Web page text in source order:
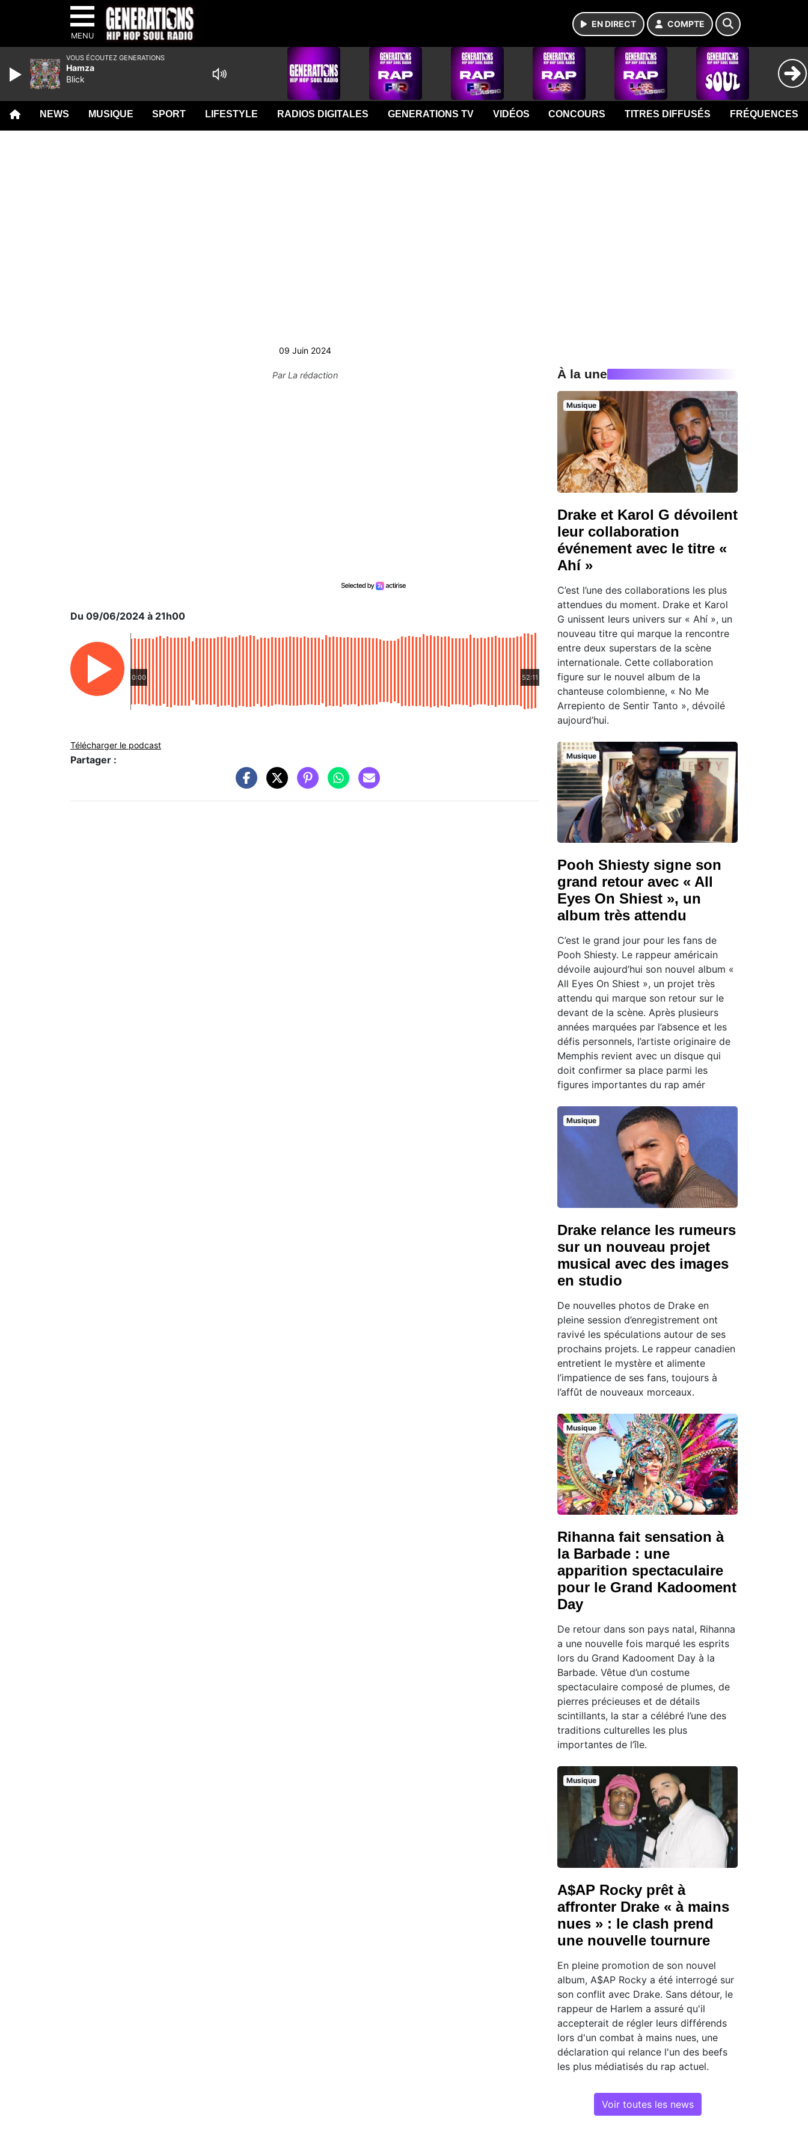
MENU
EN DIRECT COMPTE
NEWS MUSIQUE SPORT LIFESTYLE RADIOS DIGITALES GENERATIONS TV VIDÉOS CONCOURS TITRES DIFFUSÉS FRÉQUENCES
09 Juin 2024
ParLa rédaction
Du 09/06/2024 à 21h00
0:00 52:11
Télécharger le podcast
Partager :
À la une
Musique
Drake et Karol G dévoilent
leur collaboration
événement avec le titre «
Ahí »
C’est l’une des collaborations les plus
attendues du moment. Drake et Karol
G unissent leurs univers sur « Ahí », un
nouveau titre qui marque la rencontre
entre deux superstars de la scène
internationale. Cette collaboration
figure sur le nouvel album de la
chanteuse colombienne, « No Me
Arrepiento de Sentir Tanto », dévoilé
aujourd’hui.
Musique
Pooh Shiesty signe son
grand retour avec « All
Eyes On Shiest », un
album très attendu
C’est le grand jour pour les fans de
Pooh Shiesty. Le rappeur américain
dévoile aujourd’hui son nouvel album «
All Eyes On Shiest », un projet très
attendu qui marque son retour sur le
devant de la scène. Après plusieurs
années marquées par l’absence et les
défis personnels, l’artiste originaire de
Memphis revient avec un disque qui
doit confirmer sa place parmi les
figures importantes du rap amér
Musique
Drake relance les rumeurs
sur un nouveau projet
musical avec des images
en studio
De nouvelles photos de Drake en
pleine session d’enregistrement ont
ravivé les spéculations autour de ses
prochains projets. Le rappeur canadien
entretient le mystère et alimente
l’impatience de ses fans, toujours à
l’affût de nouveaux morceaux.
Musique
Rihanna fait sensation à
la Barbade : une
apparition spectaculaire
pour le Grand Kadooment
Day
De retour dans son pays natal, Rihanna
a une nouvelle fois marqué les esprits
lors du Grand Kadooment Day à la
Barbade. Vêtue d’un costume
spectaculaire composé de plumes, de
pierres précieuses et de détails
scintillants, la star a célébré l’une des
traditions culturelles les plus
importantes de l’île.
Musique
A$AP Rocky prêt à
affronter Drake « à mains
nues » : le clash prend
une nouvelle tournure
En pleine promotion de son nouvel
album, A$AP Rocky a été interrogé sur
son conflit avec Drake. Sans détour, le
rappeur de Harlem a assuré qu'il
accepterait de régler leurs différends
lors d'un combat à mains nues, une
déclaration qui relance l'un des beefs
les plus médiatisés du rap actuel.
Voir toutes les news
VOUS ÉCOUTEZ GENERATIONS
Hamza
Blick